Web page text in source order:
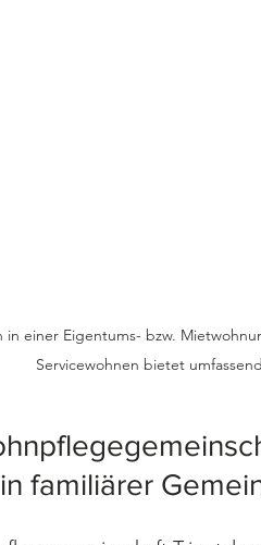
in einer Eigentums- bzw.
Servicewohnen bietet
familiärer